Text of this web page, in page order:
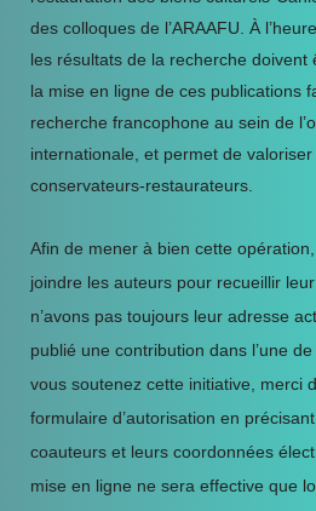
des colloques de l’ARAAFU. À
les résultats de la recherche doivent
la mise en ligne de ces publications
recherche francophone au sein de
internationale, et permet de
conservateurs-restaurateurs.
Afin de mener à bien cette
joindre les auteurs pour recueillir
n’avons pas toujours leur adresse
publié une contribution dans l’une
vous soutenez cette initiative, merci
formulaire d’autorisation en
coauteurs et leurs coordonnées
mise en ligne ne sera effective que